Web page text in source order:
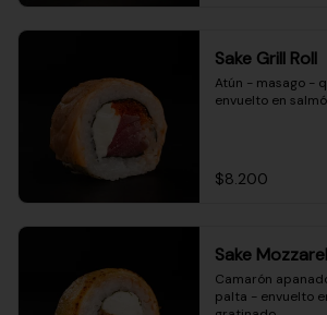
Sake Grill Roll
Atún - masago -
envuelto en
$8.200
Sake
Camarón
palta - envuelto